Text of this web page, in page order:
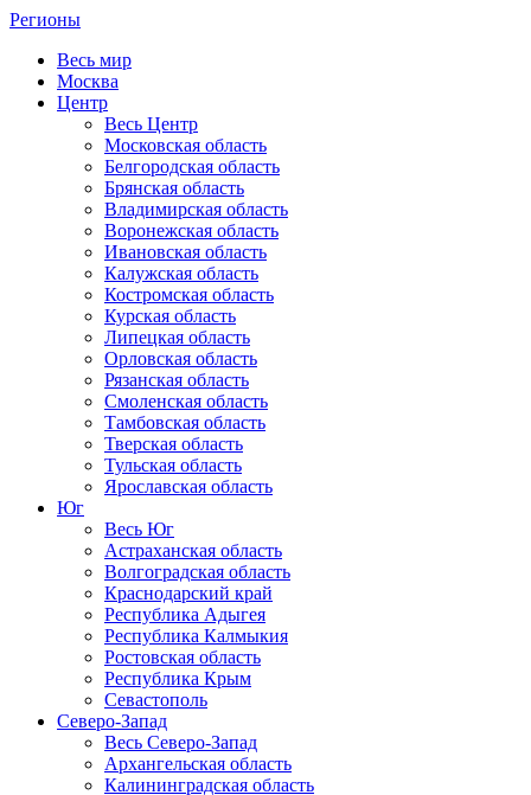
Регионы
Весь мир
Москва
Центр
Весь Центр
Московская область
Белгородская область
Брянская область
Владимирская область
Воронежская область
Ивановская область
Калужская область
Костромская область
Курская область
Липецкая область
Орловская область
Рязанская область
Смоленская область
Тамбовская область
Тверская область
Тульская область
Ярославская область
Юг
Весь Юг
Астраханская область
Волгоградская область
Краснодарский край
Республика Адыгея
Республика Калмыкия
Ростовская область
Республика Крым
Севастополь
Северо-Запад
Весь Северо-Запад
Архангельская область
Калининградская область